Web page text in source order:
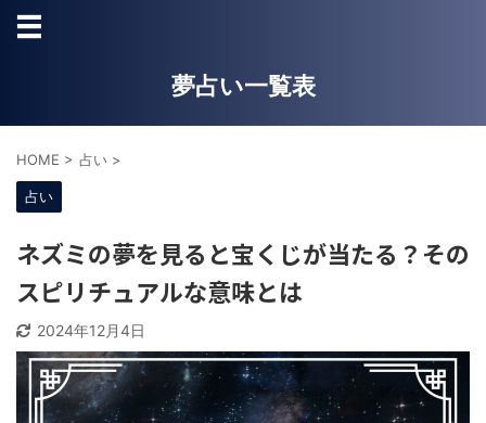
夢占い一覧表
HOME > 占い >
占い
ネズミの夢を見ると宝くじが当たる？その
スピリチュアルな意味とは
2024年12月4日